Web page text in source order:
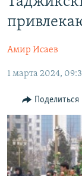
главной
навигации
Вернутся
поиску
ТАДЖИКИСТАН
ҚАЗАҚША
КЫРГЫЗЧА
ЎЗБЕКЧА
ТОҶИКӢ
TÜRKMENÇE
Все сайты
Амир Исаев
1 марта 2024,
Поделиться